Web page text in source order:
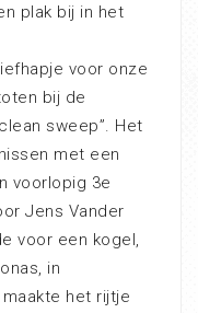
plak bij in het
voor onze
bij de
sweep”. Het
met een
voorlopig 3e
Jens Vander
voor een kogel,
in
het rijtje